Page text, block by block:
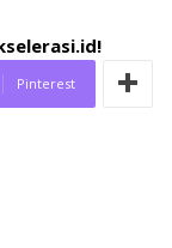
Pinterest